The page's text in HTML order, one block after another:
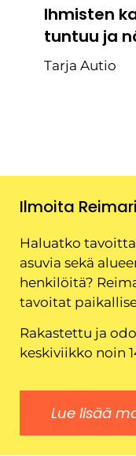
Ihmisten
tuntuu ja
Tarja Autio
Ilmoita
Haluatko
asuvia sekä
henkilöitä?
tavoitat
Rakastettu ja
keskiviikko noin
Lue lisää